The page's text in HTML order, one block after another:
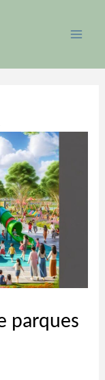
parques